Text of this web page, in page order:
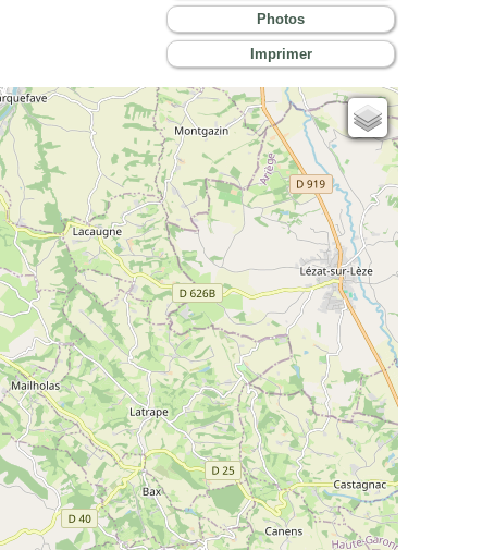
Photos
Imprimer
Cartes IGN
Open Topo Map
Open Street Map
ESRI Word Imagery
Photographies aériennes